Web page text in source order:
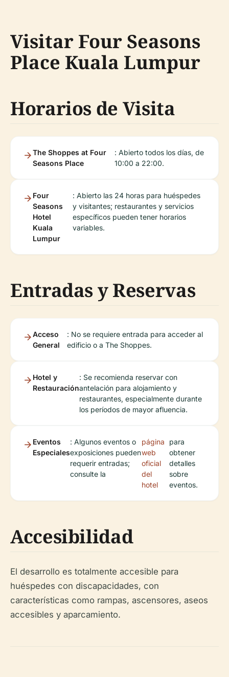
Visitar Four Seasons
Place Kuala Lumpur
Horarios de Visita
The Shoppes at Four
Seasons Place
: Abierto todos los días, de
10:00 a 22:00.
Four
Seasons
Hotel
Kuala
Lumpur
: Abierto las 24 horas para huéspedes
y visitantes; restaurantes y servicios
específicos pueden tener horarios
variables.
Entradas y Reservas
Acceso
General
: No se requiere entrada para acceder al
edificio o a The Shoppes.
Hotel y
Restauración
: Se recomienda reservar con
antelación para alojamiento y
restaurantes, especialmente durante
los períodos de mayor afluencia.
Eventos
Especiales
: Algunos eventos o
exposiciones pueden
requerir entradas;
consulte la
página
web
oficial
del
hotel
para
obtener
detalles
sobre
eventos.
Accesibilidad
El desarrollo es totalmente accesible para
huéspedes con discapacidades, con
características como rampas, ascensores, aseos
accesibles y aparcamiento.